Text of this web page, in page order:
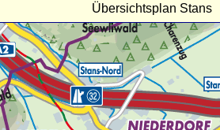
Übersichtsplan Stans